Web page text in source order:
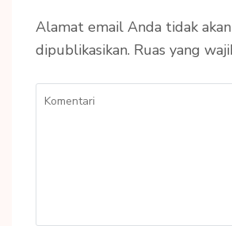
Alamat email Anda tidak akan
dipublikasikan. Ruas yang
Komentari